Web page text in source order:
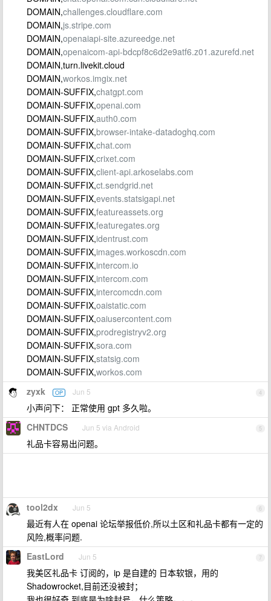
DOMAIN,challenges.cloudflare.com
DOMAIN,js.stripe.com
DOMAIN,openaiapi-site.azureedge.net
DOMAIN,openaicom-api-bdcpf8c6d2e9atf6.z01.azurefd.net
DOMAIN,turn.livekit.cloud
DOMAIN,workos.imgix.net
DOMAIN-SUFFIX,chatgpt.com
DOMAIN-SUFFIX,openai.com
DOMAIN-SUFFIX,auth0.com
DOMAIN-SUFFIX,browser-intake-datadoghq.com
DOMAIN-SUFFIX,chat.com
DOMAIN-SUFFIX,crixet.com
DOMAIN-SUFFIX,client-api.arkoselabs.com
DOMAIN-SUFFIX,ct.sendgrid.net
DOMAIN-SUFFIX,events.statsigapi.net
DOMAIN-SUFFIX,featureassets.org
DOMAIN-SUFFIX,featuregates.org
DOMAIN-SUFFIX,identrust.com
DOMAIN-SUFFIX,images.workoscdn.com
DOMAIN-SUFFIX,intercom.io
DOMAIN-SUFFIX,intercom.com
DOMAIN-SUFFIX,intercomcdn.com
DOMAIN-SUFFIX,oaistatic.com
DOMAIN-SUFFIX,oaiusercontent.com
DOMAIN-SUFFIX,prodregistryv2.org
DOMAIN-SUFFIX,sora.com
DOMAIN-SUFFIX,statsig.com
DOMAIN-SUFFIX,workos.com
4
zyxk OP Jun 5
小声问下： 正常使用 gpt 多久啦。
5
CHNTDCS Jun 5 via Android
礼品卡容易出问题。
6
tool2dx Jun 5
最近有人在 openai 论坛举报低价,所以土区和礼品卡都有一定的
风险,概率问题.
7
EastLord Jun 5
我美区礼品卡 订阅的，ip 是自建的 日本软银，用的
Shadowrocket,目前还没被封；